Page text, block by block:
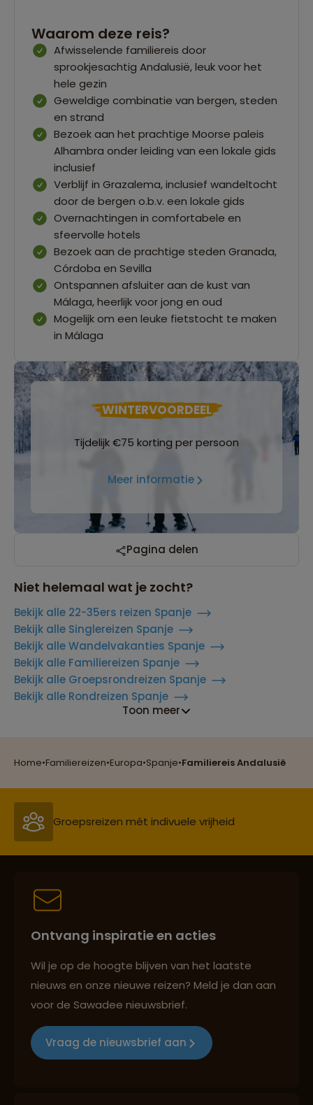
Home•Familiereizen•Europa•Spanje•Familiereis Andalusië
Waarom deze reis?
Afwisselende familiereis door
sprookjesachtig Andalusië, leuk voor het
hele gezin
Geweldige combinatie van bergen, steden
en strand
Bezoek aan het prachtige Moorse paleis
Alhambra onder leiding van een lokale gids
inclusief
Verblijf in Grazalema, inclusief wandeltocht
door de bergen o.b.v. een lokale gids
Overnachtingen in comfortabele en
sfeervolle hotels
Bezoek aan de prachtige steden Granada,
Córdoba en Sevilla
Ontspannen afsluiter aan de kust van
Málaga, heerlijk voor jong en oud
Mogelijk om een leuke fietstocht te maken
in Málaga
WINTERVOORDEEL
Tijdelijk €75 korting per persoon
Meer informatie
Pagina delen
Niet helemaal wat je zocht?
Bekijk alle 22-35ers reizen Spanje
Bekijk alle Singlereizen Spanje
Bekijk alle Wandelvakanties Spanje
Bekijk alle Familiereizen Spanje
Bekijk alle Groepsrondreizen Spanje
Bekijk alle Rondreizen Spanje
Toon meer
Groepsreizen mét indivuele vrijheid
Persoonlijk en deskundig reisadvies
Reizen met oog voor mens, cultuur en milieu
Ontvang inspiratie en acties
Wil je op de hoogte blijven van het laatste
nieuws en onze nieuwe reizen? Meld je dan aan
voor de Sawadee nieuwsbrief.
Vraag de nieuwsbrief aan